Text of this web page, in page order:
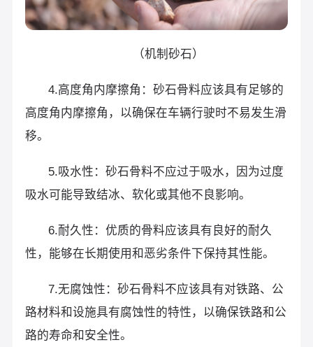
（机制砂石）
4.高度角内摩擦角：砂石骨料应该具有足够的
高度角内摩擦角，以确保在车辆行驶时不易发生滑
移。
5.吸水性：砂石骨料不应过于吸水，因为过度
吸水可能导致结冰、软化或其他不良影响。
6.耐久性：优质的骨料应该具有良好的耐久
性，能够在长期使用和恶劣条件下保持其性能。
7.无腐蚀性：砂石骨料不应该具有对铁路、公
路材料和设施具有腐蚀性的特性，以确保铁路和公
路的寿命和安全性。